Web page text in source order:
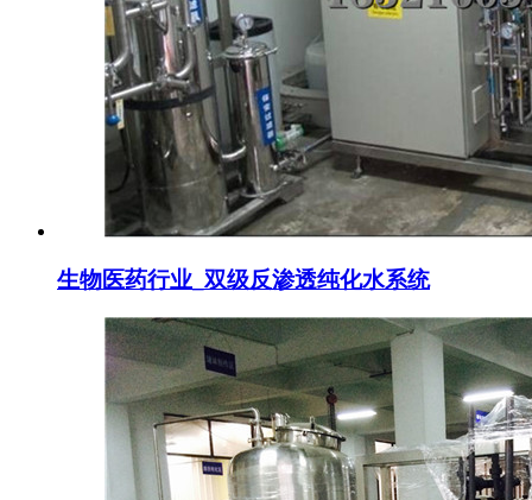
生物医药行业_双级反渗透纯化水系统